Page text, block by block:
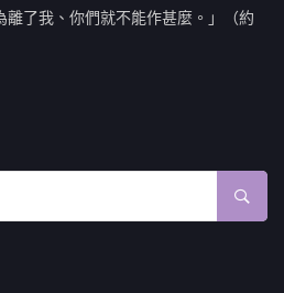
了我、你們就不能作甚麼。」（約